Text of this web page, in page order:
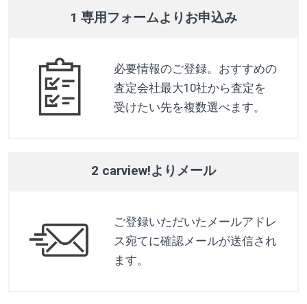
1 専用フォームよりお申込み
必要情報のご登録。おすすめの
査定会社最大10社から査定を
受けたい先を複数選べます。
2 carview!よりメール
ご登録いただいたメールアドレ
ス宛てに確認メールが送信され
ます。